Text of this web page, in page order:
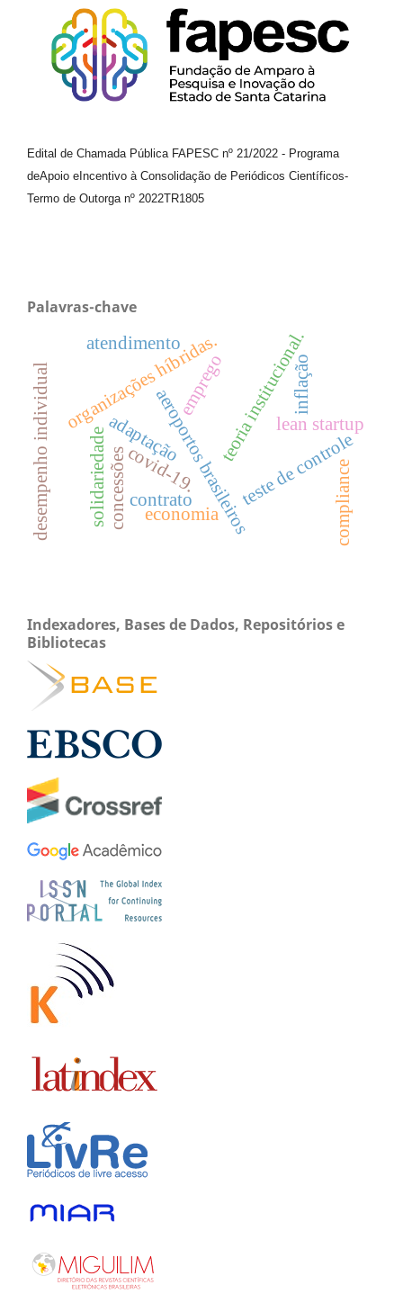
Edital de Chamada Pública FAPESC nº 21/2022 - Programa
deApoio e Incentivo à Consolidação de Periódicos Científicos-
Termo de Outorga nº 2022TR1805
Palavras-chave
covid-19.
concessões aeroportos brasileiros
organizações híbridas.teoria institucional.
teste de controle
compliance
lean startup
adaptação
atendimento
solidariedade economia
emprego
contrato
inflação
desempenho individual
Indexadores, Bases de Dados, Repositórios e
Bibliotecas